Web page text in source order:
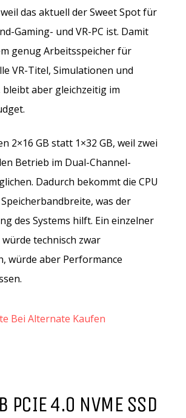
das aktuell der Sweet Spot für
Gaming- und VR-PC ist. Damit
genug Arbeitsspeicher für
VR-Titel, Simulationen und
aber gleichzeitig im
2×16 GB statt 1×32 GB, weil zwei
Betrieb im Dual-Channel-
Dadurch bekommt die CPU
was der
des Systems hilft. Ein einzelner
würde technisch zwar
würde aber Performance
Bei Alternate Kaufen
PCIE 4.0 NVME SSD